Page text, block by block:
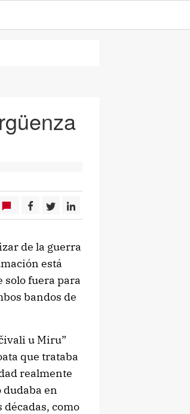
de la guerra
está
solo fuera para
bandos de
u Miru”
que trataba
realmente
en
como